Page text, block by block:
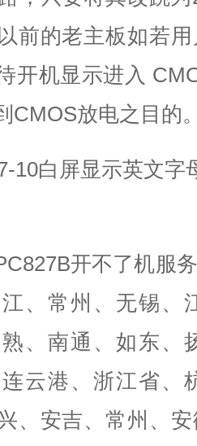
前的老主板如若
开机显示进入
CMOS放电之目的
开不了机服
、常州、无锡、
、南通、如东、
云港、浙江省、
、安吉、常州、